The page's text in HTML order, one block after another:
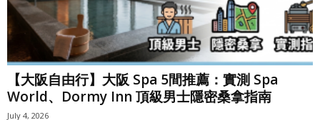
【大阪自由行】大阪 Spa 5間推薦：實測 Spa
World、Dormy Inn 頂級男士隱密桑拿指南
July 4, 2026